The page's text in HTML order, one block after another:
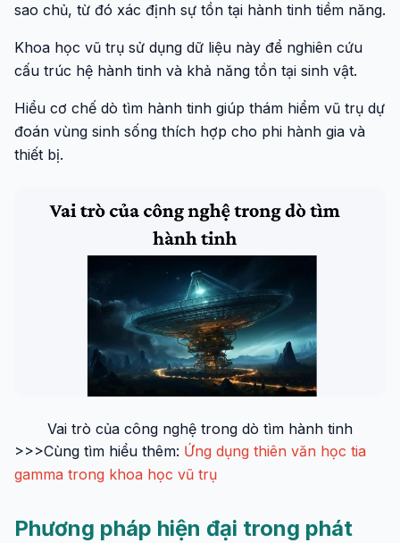
sao chủ, từ đó xác định sự tồn tại hành tinh tiềm năng.
Khoa học vũ trụ sử dụng dữ liệu này để nghiên cứu
cấu trúc hệ hành tinh và khả năng tồn tại sinh vật.
Hiểu cơ chế dò tìm hành tinh giúp thám hiểm vũ trụ dự
đoán vùng sinh sống thích hợp cho phi hành gia và
thiết bị.
Vai trò của công nghệ trong dò tìm hành tinh
>>>Cùng tìm hiểu thêm: Ứng dụng thiên văn học tia
gamma trong khoa học vũ trụ
Phương pháp hiện đại trong phát